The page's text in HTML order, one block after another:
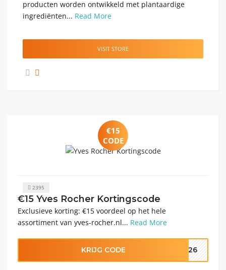
producten worden ontwikkeld met plantaardige
ingrediënten... Read More
VISIT STORE
€15
CODE
2395
€15 Yves Rocher Kortingscode
Exclusieve korting: €15 voordeel op het hele
assortiment van yves-rocher.nl... Read More
KRIJG CODE M26